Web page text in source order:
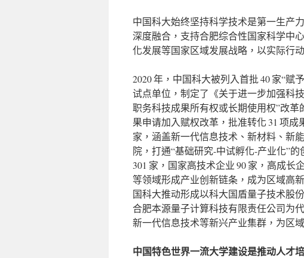
中国科大始终坚持科学技术是第一生产
深度融合，支持合肥综合性国家科学中
化发展等国家区域发展战略，以实际行
2020 年，中国科大被列入首批 40 家“
试点单位，制定了《关于进一步加强科
职务科技成果所有权或长期使用权”改革
果申请加入赋权改革，批准转化 31 项成
家，涵盖新一代信息技术、新材料、新
院，打通“基础研究-中试孵化-产业化”
301 家，国家高技术企业 90 家，高成长
等领域形成产业创新链条，成为区域高
国科大推动形成以科大国盾量子技术股
合肥本源量子计算科技有限责任公司为
新一代信息技术等新兴产业集群，为区
中国特色世界一流大学建设是推动人才